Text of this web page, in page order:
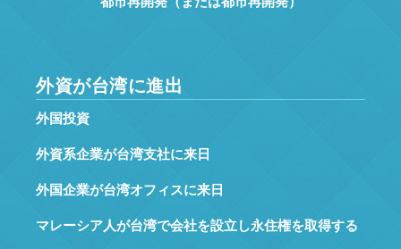
外資が台湾に進出
外国投資
外資系企業が台湾支社に来日
外国企業が台湾オフィスに来日
マレーシア人が台湾で会社を設立し永住権を取得する